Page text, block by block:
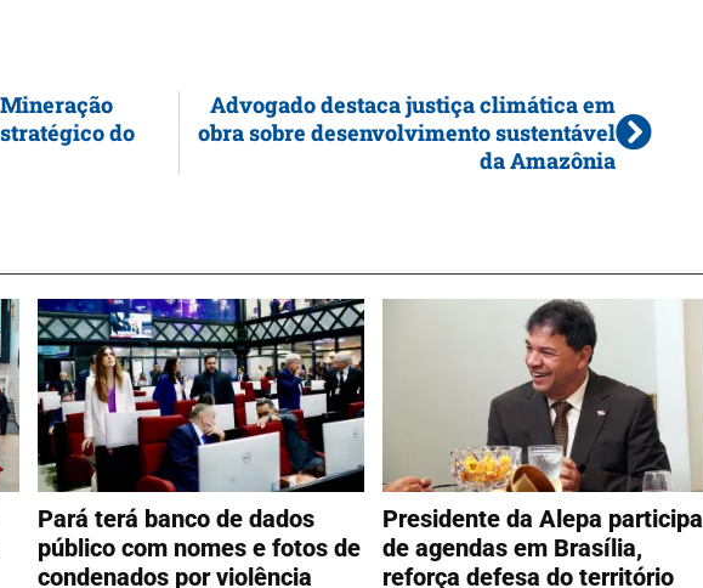
do
Advogado destaca justiça climática em
obra sobre desenvolvimento sustentável
da Amazônia
Pará terá banco de dados
público com nomes e fotos de
condenados por violência
Presidente da Alepa participa
de agendas em Brasília,
reforça defesa do território